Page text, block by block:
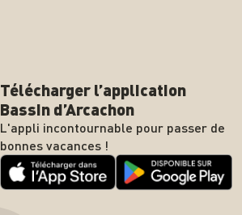
Télécharger l’application
Bassin d’Arcachon
L'appli incontournable pour passer de
bonnes vacances !